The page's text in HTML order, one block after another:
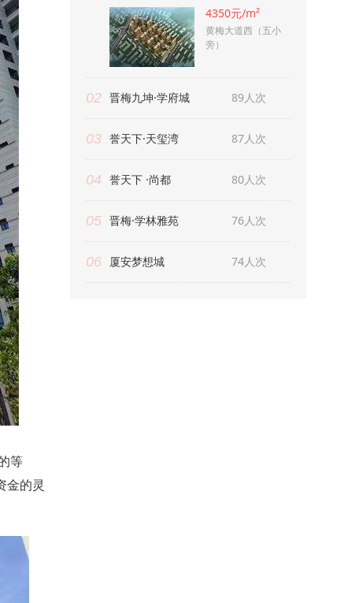
等
金的灵
4350元/m²
黄梅大道西（五小
旁）
02 晋梅九坤·学府城 89人次
03 誉天下·天玺湾 87人次
04 誉天下 ·尚都 80人次
05 晋梅·学林雅苑 76人次
06 厦安梦想城 74人次